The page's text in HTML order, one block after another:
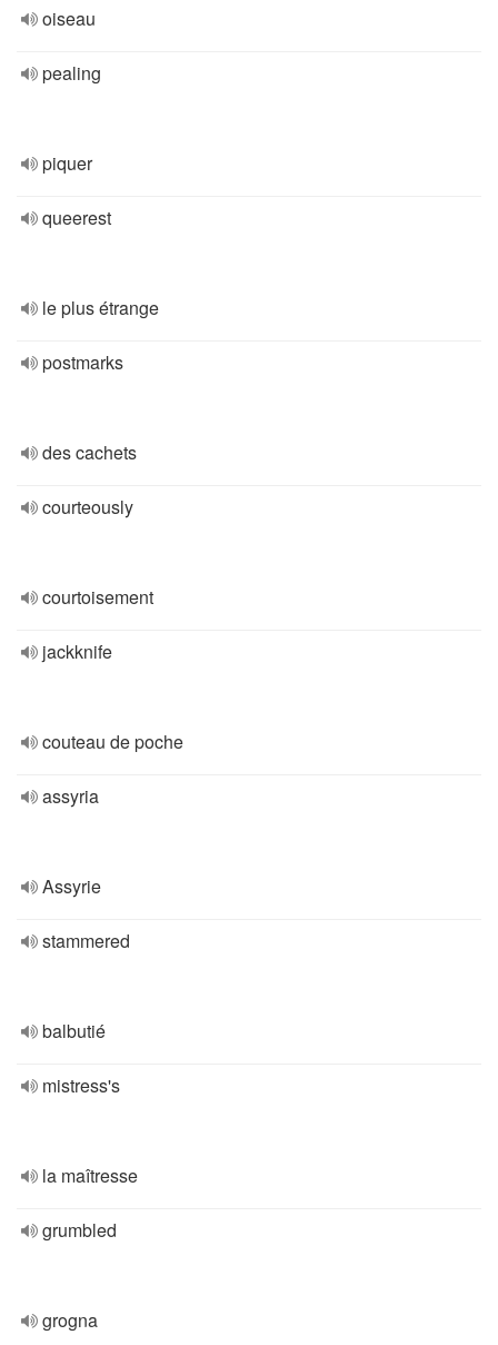
oiseau
pealing
piquer
queerest
le plus étrange
postmarks
des cachets
courteously
courtoisement
jackknife
couteau de poche
assyria
Assyrie
stammered
balbutié
mistress's
la maîtresse
grumbled
grogna